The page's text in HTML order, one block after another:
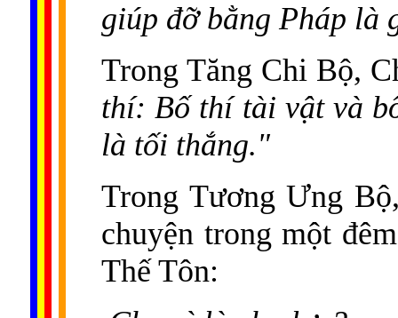
giúp đỡ bằng Pháp là
Trong Tăng Chi Bộ,
thí: Bố thí tài vật và
là tối thắng."
Trong Tương Ưng
chuyện trong một
Thế Tôn: